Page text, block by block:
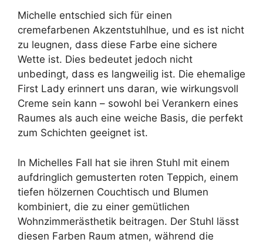
Michelle entschied sich für einen
cremefarbenen Akzentstuhlhue, und es ist nicht
zu leugnen, dass diese Farbe eine sichere
Wette ist. Dies bedeutet jedoch nicht
unbedingt, dass es langweilig ist. Die ehemalige
First Lady erinnert uns daran, wie wirkungsvoll
Creme sein kann – sowohl bei Verankern eines
Raumes als auch eine weiche Basis, die perfekt
zum Schichten geeignet ist.
In Michelles Fall hat sie ihren Stuhl mit einem
aufdringlich gemusterten roten Teppich, einem
tiefen hölzernen Couchtisch und Blumen
kombiniert, die zu einer gemütlichen
Wohnzimmerästhetik beitragen. Der Stuhl lässt
diesen Farben Raum atmen, während die